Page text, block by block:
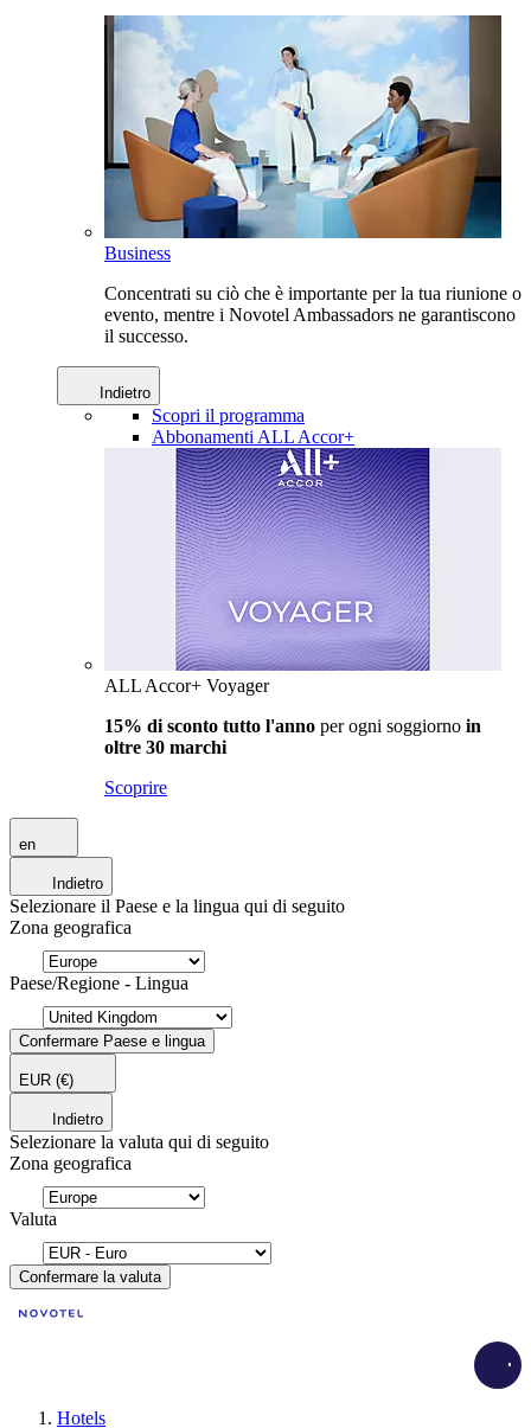
Business
Concentrati su ciò che è importante per la tua riunione o
evento, mentre i Novotel Ambassadors ne garantiscono
il successo.
Indietro
Scopri il programma
Abbonamenti ALL Accor+
ALL Accor+ Voyager
15% di sconto tutto l'anno per ogni soggiorno in
oltre 30 marchi
Scoprire
en
Indietro
Selezionare il Paese e la lingua qui di seguito
Zona geografica
Paese/Regione - Lingua
Confermare Paese e lingua
EUR (€)
Indietro
Selezionare la valuta qui di seguito
Zona geografica
Valuta
Confermare la valuta
Hotels